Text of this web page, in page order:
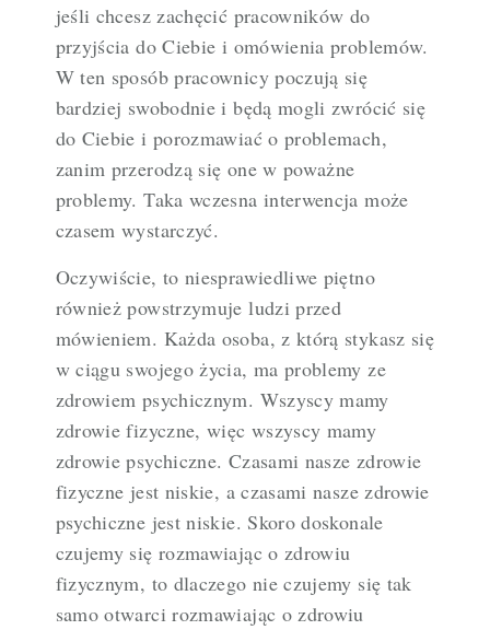
jeśli chcesz zachęcić pracowników do
przyjścia do Ciebie i omówienia problemów.
W ten sposób pracownicy poczują się
bardziej swobodnie i będą mogli zwrócić się
do Ciebie i porozmawiać o problemach,
zanim przerodzą się one w poważne
problemy. Taka wczesna interwencja może
czasem wystarczyć.
Oczywiście, to niesprawiedliwe piętno
również powstrzymuje ludzi przed
mówieniem. Każda osoba, z którą stykasz się
w ciągu swojego życia, ma problemy ze
zdrowiem psychicznym. Wszyscy mamy
zdrowie fizyczne, więc wszyscy mamy
zdrowie psychiczne. Czasami nasze zdrowie
fizyczne jest niskie, a czasami nasze zdrowie
psychiczne jest niskie. Skoro doskonale
czujemy się rozmawiając o zdrowiu
fizycznym, to dlaczego nie czujemy się tak
samo otwarci rozmawiając o zdrowiu